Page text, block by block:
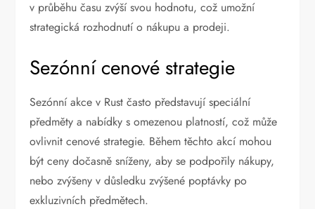
v průběhu času zvýší svou hodnotu, což umožní
strategická rozhodnutí o nákupu a prodeji.
Sezónní cenové strategie
Sezónní akce v Rust často představují speciální
předměty a nabídky s omezenou platností, což může
ovlivnit cenové strategie. Během těchto akcí mohou
být ceny dočasně sníženy, aby se podpořily nákupy,
nebo zvýšeny v důsledku zvýšené poptávky po
exkluzivních předmětech.